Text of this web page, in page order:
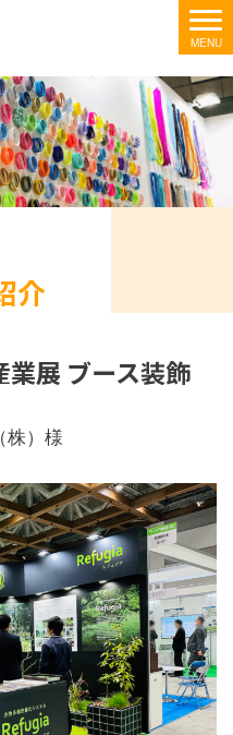
介
業展 ブース装飾
株）様